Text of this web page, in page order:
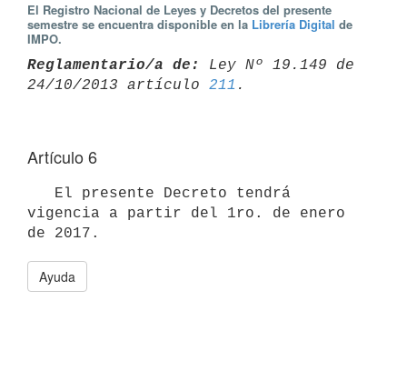
El Registro Nacional de Leyes y Decretos del presente
semestre se encuentra disponible en la Librería Digital de
IMPO.
Reglamentario/a de:
Ley Nº 19.149 de
24/10/2013 artículo 211
Artículo 6
vigencia a partir del 1ro. de enero
Ayuda